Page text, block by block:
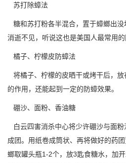
苏打除蟑法
糖和苏打粉各半混合，置于蟑螂出
消逝不见，听说这也是美国人最常用的
橘子、柠檬皮防蟑法
将橘子、柠檬的皮晒干或烤干后，放
的作用，还能起到一定的防蟑效果。
硼沙、面粉、香油糖
白云四害消杀中心将少许硼沙与面
成团。用纸卷成筒状、再将做好的药
螂取罐头瓶1-2个，放3匙食糖水，加